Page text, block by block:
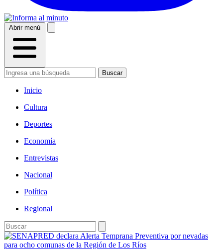
Abrir menú
Buscar
Inicio
Cultura
Deportes
Economía
Entrevistas
Nacional
Política
Regional